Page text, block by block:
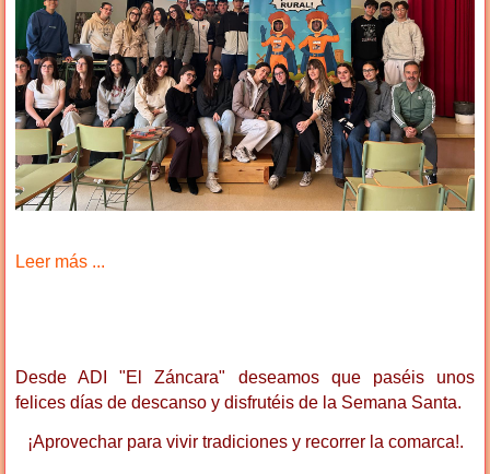
Leer más ...
Desde ADI "El Záncara" deseamos que paséis unos
felices días de descanso y disfrutéis de la Semana Santa.
¡Aprovechar para vivir tradiciones y recorrer la comarca!.